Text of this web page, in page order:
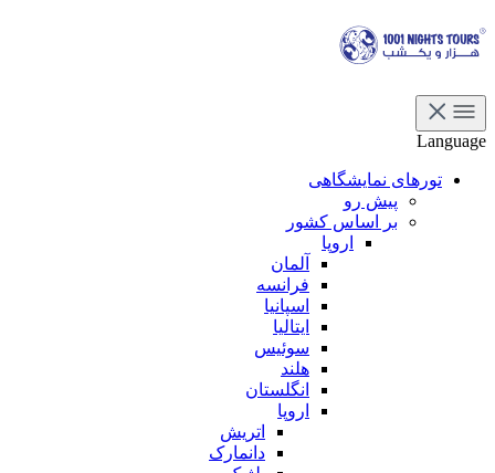
Language
تورهای نمایشگاهی
پیش رو
بر اساس کشور
اروپا
آلمان
فرانسه
اسپانیا
ایتالیا
سوئیس
هلند
انگلستان
اروپا
اتریش
دانمارک